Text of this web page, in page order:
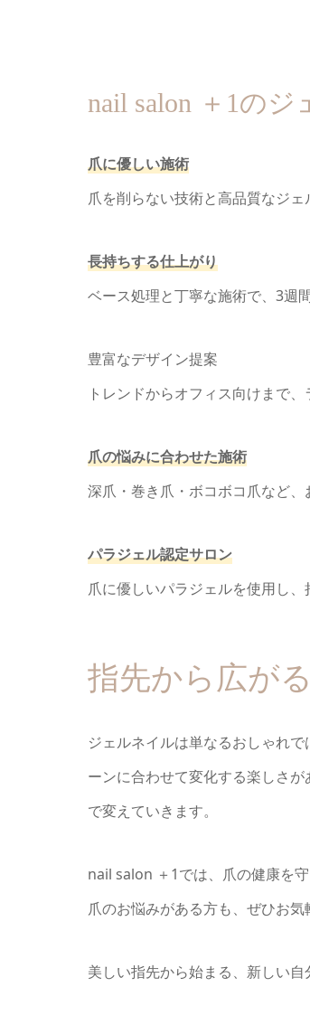
nail salon ＋1の
爪に優しい施術
爪を削らない技術と高品質なジ
長持ちする仕上がり
ベース処理と丁寧な施術で、3週
豊富なデザイン提案
トレンドからオフィス向けまで
爪の悩みに合わせた施術
深爪・巻き爪・ボコボコ爪など
パラジェル認定サロン
爪に優しいパラジェルを使用し
指先から広が
ジェルネイルは単なるおしゃれ
ーンに合わせて変化する楽しさ
で変えていきます。
nail salon ＋1では、爪の健康を
爪のお悩みがある方も、ぜひお気
美しい指先から始まる、新しい